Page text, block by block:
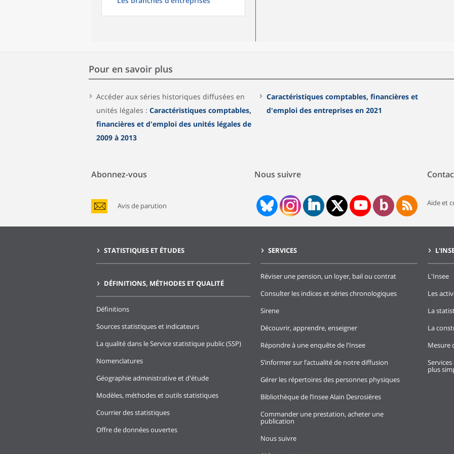
Pour en savoir plus
Accéder aux séries historiques diffusées en
unités légales : Caractéristiques comptables,
financières et d'emploi des unités légales de
2009 à 2013
Caractéristiques comptables, financières et
d'emploi des entreprises en 2021
Abonnez-vous
Avis de parution
Nous suivre
Aide et
STATISTIQUES ET ÉTUDES
DÉFINITIONS, MÉTHODES ET QUALITÉ
Définitions
Sources statistiques et indicateurs
La qualité dans le Service statistique public (SSP)
Nomenclatures
Géographie administrative et d'étude
Modèles, méthodes et outils statistiques
Courrier des statistiques
Offre de données ouvertes
SERVICES
Réviser une pension, un loyer, bail ou contrat
Consulter les indices et séries chronologiques
Sirene
Découvrir, apprendre, enseigner
Répondre à une enquête de l'Insee
S’informer sur l’actualité de notre diffusion
Gérer les répertoires des personnes physiques
Bibliothèque de l’Insee Alain Desrosières
Commander une prestation, acheter une
publication
Nous suivre
L'Insee
Les
La
La
Mesure
plus